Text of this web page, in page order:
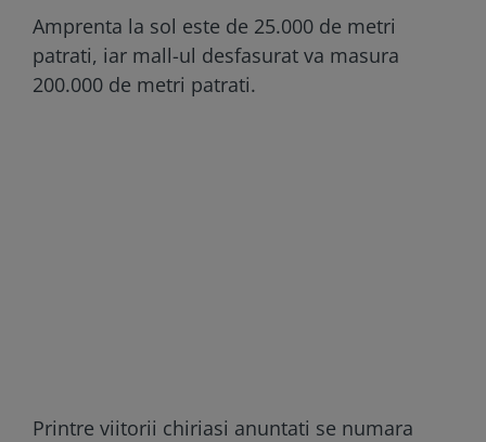
Amprenta la sol este de 25.000 de metri
patrati, iar mall-ul desfasurat va masura
200.000 de metri patrati.
Printre viitorii chiriasi anuntati se numara